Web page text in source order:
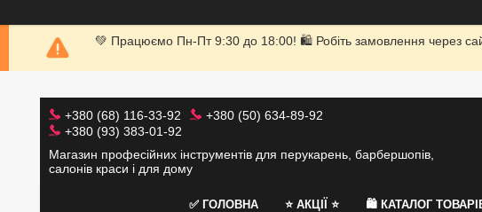
💚 Працюємо Пн-Пт 9:30 до 18:00! 🛍 Робіть замовлення через
+380 (68) 116-33-92
+380 (50) 634-89-92
+380 (93) 383-01-92
Магазин професійних інструментів для перукарень, барбершопів,
салонів краси і для дому
✅ ГОЛОВНА ⭐️ АКЦІЇ ⭐️ 🛍 КАТАЛОГ